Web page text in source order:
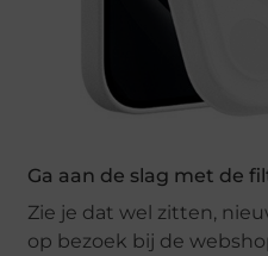
Ga aan de slag met de
Zie je dat wel zitten,
op bezoek bij de